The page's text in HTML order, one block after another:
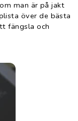
man är på jakt
över de bästa
fängsla och